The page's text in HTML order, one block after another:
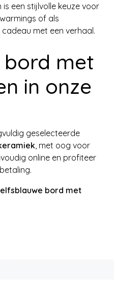
een stijlvolle keuze voor
of als
met een verhaal.
bord met
in onze
geselecteerde
, met oog voor
online en profiteer
bord met